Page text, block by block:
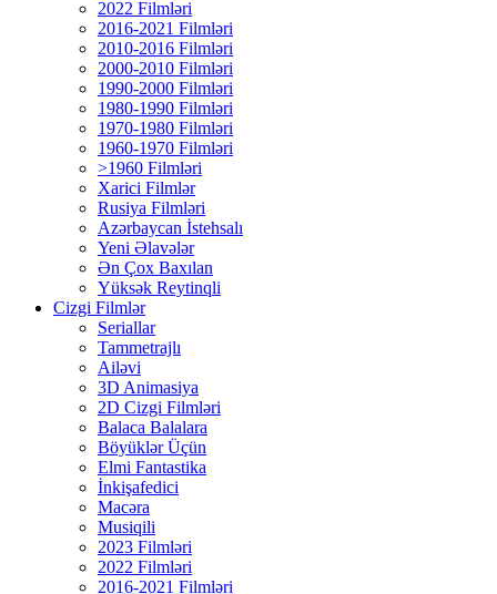
2022 Filmləri
2016-2021 Filmləri
2010-2016 Filmləri
2000-2010 Filmləri
1990-2000 Filmləri
1980-1990 Filmləri
1970-1980 Filmləri
1960-1970 Filmləri
>1960 Filmləri
Xarici Filmlər
Rusiya Filmləri
Azərbaycan İstehsalı
Yeni Əlavələr
Ən Çox Baxılan
Yüksək Reytinqli
Cizgi Filmlər
Seriallar
Tammetrajlı
Ailəvi
3D Animasiya
2D Cizgi Filmləri
Balaca Balalara
Böyüklər Üçün
Elmi Fantastika
İnkişafedici
Macəra
Musiqili
2023 Filmləri
2022 Filmləri
2016-2021 Filmləri